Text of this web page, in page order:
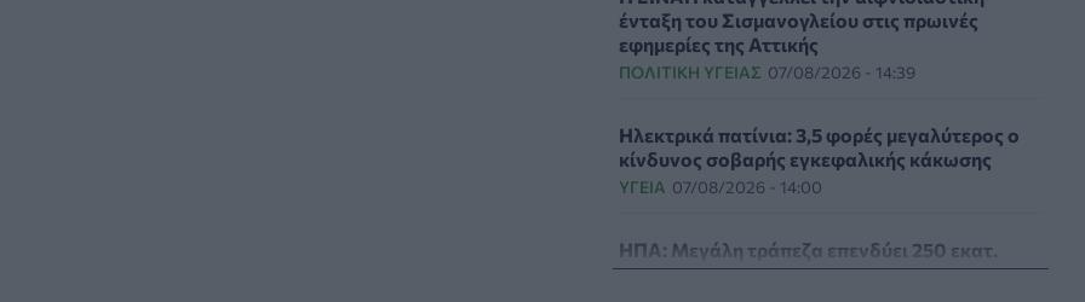
ένταξη του Σισμανογλείου στις πρωινές
εφημερίες της Αττικής
ΠΟΛΙΤΙΚΉ ΥΓΕΊΑΣ 07/08/2026 - 14:39
Ηλεκτρικά πατίνια: 3,5 φορές μεγαλύτερος ο
κίνδυνος σοβαρής εγκεφαλικής κάκωσης
ΥΓΕΊΑ 07/08/2026 - 14:00
ΗΠΑ: Μεγάλη τράπεζα επενδύει 250 εκατ.
δολάρια τον χρόνο για φάρμακα GLP-1 στους